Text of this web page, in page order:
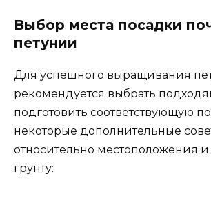
Выбор места посадки
петунии
Для успешного выращивания
рекомендуется выбрать
подготовить соответствующую
некоторые дополнительные
относительно местоположения
грунту: